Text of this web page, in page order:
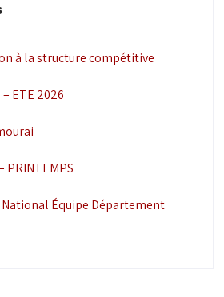
à la structure compétitive
ETE 2026
PRINTEMPS
Équipe Département